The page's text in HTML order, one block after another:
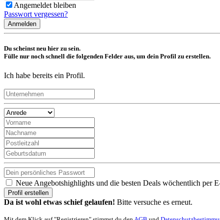
Angemeldet bleiben
Passwort vergessen?
Anmelden
Du scheinst neu hier zu sein.
Fülle nur noch schnell die folgenden Felder aus, um dein Profil zu erstellen.
Ich habe bereits ein Profil.
Neue Angebotshighlights und die besten Deals wöchentlich per
Profil erstellen
Da ist wohl etwas schief gelaufen! Bitte versuche es erneut.